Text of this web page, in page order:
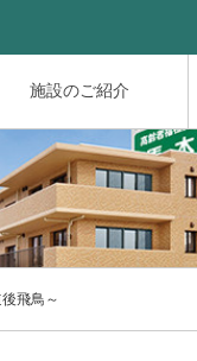
施設のご紹介
飛鳥～